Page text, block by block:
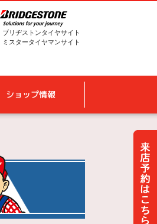
ブリヂストンタイヤサイト
ミスタータイヤマンサイト
ショップ情報